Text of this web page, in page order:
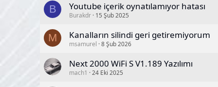
B Youtube içerik oynatılamıyor hatası
Burakdr 15 Şub 2025
M Kanalların silindi geri getiremiyorum
msamurel 8 Şub 2026
Next 2000 WiFi S V1.189 Yazılımı
mach1 24 Eki 2025